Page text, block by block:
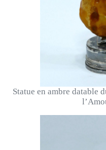
Statue en ambre datable